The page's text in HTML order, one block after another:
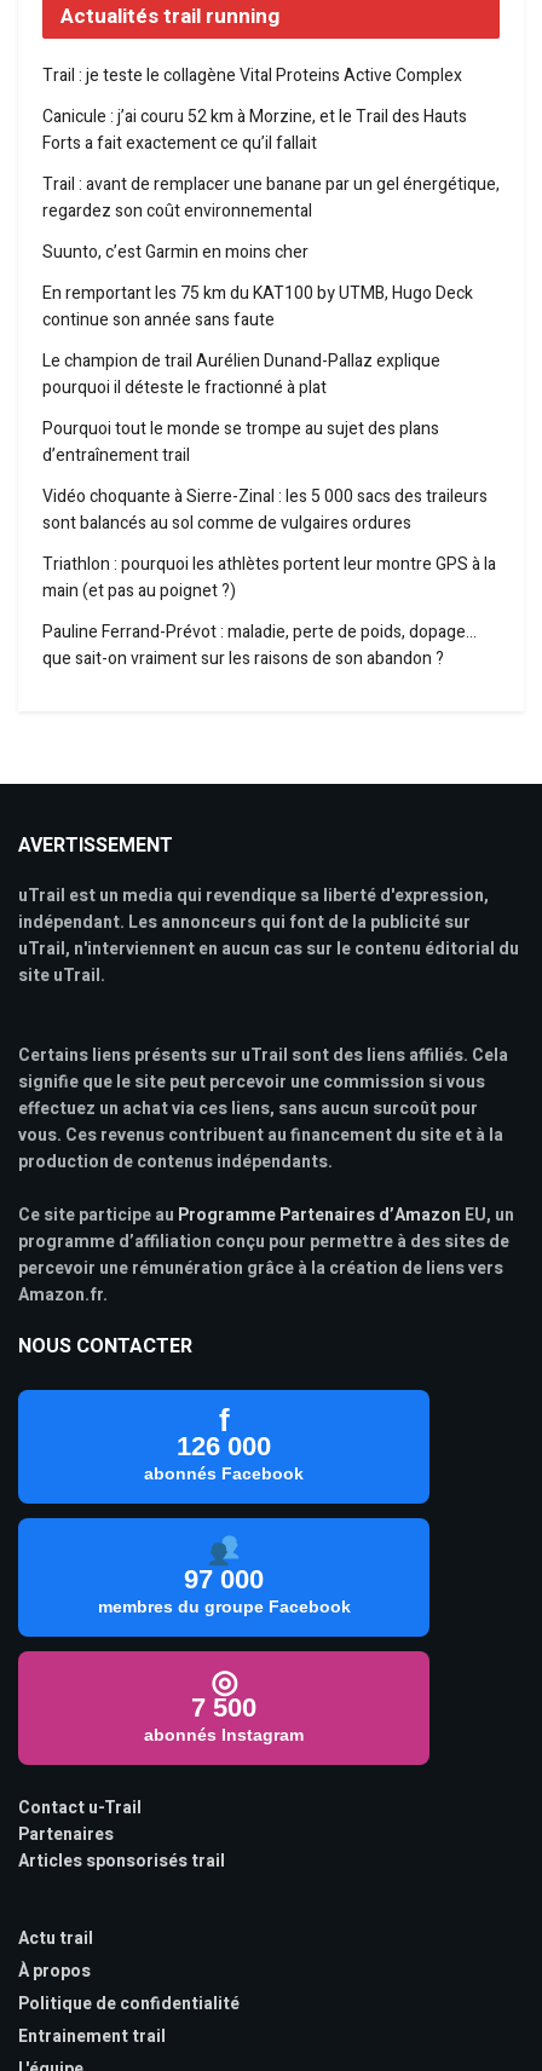
Actualités trail running
Trail : je teste le collagène Vital Proteins Active Complex
Canicule : j’ai couru 52 km à Morzine, et le Trail des Hauts
Forts a fait exactement ce qu’il fallait
Trail : avant de remplacer une banane par un gel énergétique,
regardez son coût environnemental
Suunto, c’est Garmin en moins cher
En remportant les 75 km du KAT100 by UTMB, Hugo Deck
continue son année sans faute
Le champion de trail Aurélien Dunand-Pallaz explique
pourquoi il déteste le fractionné à plat
Pourquoi tout le monde se trompe au sujet des plans
d’entraînement trail
Vidéo choquante à Sierre-Zinal : les 5 000 sacs des traileurs
sont balancés au sol comme de vulgaires ordures
Triathlon : pourquoi les athlètes portent leur montre GPS à la
main (et pas au poignet ?)
Pauline Ferrand-Prévot : maladie, perte de poids, dopage…
que sait-on vraiment sur les raisons de son abandon ?
AVERTISSEMENT
uTrail est un media qui revendique sa liberté d'expression,
indépendant. Les annonceurs qui font de la publicité sur
uTrail, n'interviennent en aucun cas sur le contenu éditorial du
site uTrail.
Certains liens présents sur uTrail sont des liens affiliés. Cela
signifie que le site peut percevoir une commission si vous
effectuez un achat via ces liens, sans aucun surcoût pour
vous. Ces revenus contribuent au financement du site et à la
production de contenus indépendants.
Ce site participe au Programme Partenaires d’Amazon EU, un
programme d’affiliation conçu pour permettre à des sites de
percevoir une rémunération grâce à la création de liens vers
Amazon.fr.
NOUS CONTACTER
f
126 000
abonnés Facebook
97 000
membres du groupe Facebook
◎
7 500
abonnés Instagram
Contact u-Trail
Partenaires
Articles sponsorisés trail
Actu trail
À propos
Politique de confidentialité
Entrainement trail